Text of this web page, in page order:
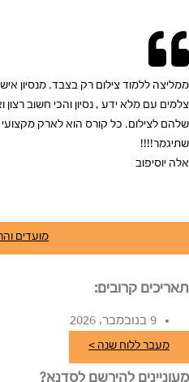
ממליצה ללמוד צילום רק בצבד. מנסיון
צלמים עם מלא ידע , נסיון והכי חשוב
שלהם לצילום. כל קורס הוא לארק
שתיגמר!!!!
אלה יוסיפוב
מועדים
תאריכים קרובים:
9 בנובמבר, 2026
מעבר ללוח שנה >